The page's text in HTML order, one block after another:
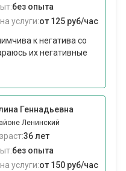
без опыта
услуги:от 125 руб/час
к негатива со
их негативные
Геннадьевна
Ленинский
36 лет
без опыта
услуги:от 150 руб/час